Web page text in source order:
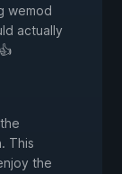
wemod
actually
This
the